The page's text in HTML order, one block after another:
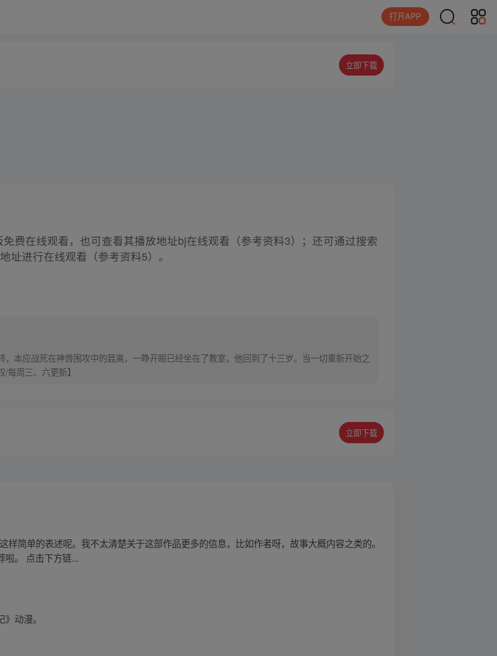
打开APP
立即下载
费在线观看，也可查看其播放地址bj在线观看（参考资料3）；还可通过搜索
址进行在线观看（参考资料5）。
本应战死在神兽围攻中的聂离，一睁开眼已经坐在了教室，他回到了十三岁。当一切重新开始之
每周三、六更新】
立即下载
样简单的表述呢。我不太清楚关于这部作品更多的信息，比如作者呀，故事大概内容之类的。
啦。 点击下方链...
动漫。